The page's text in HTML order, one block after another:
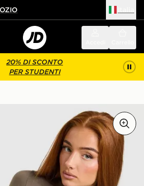
20% DI SCONTO
PER STUDENTI